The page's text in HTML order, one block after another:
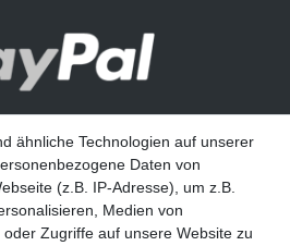
ähnliche Technologien auf unserer
Daten von
(z.B. IP-Adresse), um z.B.
Medien von
Zugriffe auf unsere Website zu